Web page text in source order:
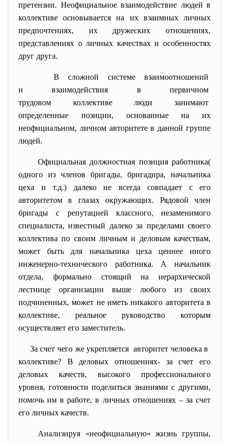
претензии. Неофициальное взаимодействие людей в
коллективе основывается на их взаимных личных
предпочтениях, их дружеских отношениях,
представлениях о личных качествах и особенностях
друг друга.
В сложной системе взаимоотношений
и взаимодействия в первичном
трудовом коллективе люди занимают
определенные позиции, основанные на их
неофициальном, личном авторитете в данной группе
людей.
Официальная должностная позиция работника(
одного из членов бригады, бригадира, начальника
цеха и т.д.) далеко не всегда совпадает с его
авторитетом в глазах окружающих. Рядовой член
бригады с репутацией классного, незаменимого
специалиста, известный далеко за пределами своего
коллектива по своим личным и деловым качествам,
может быть для начальника цеха ценнее иного
инженерно-технического работника. А начальник
отдела, формально стоящий на иерархической
лестнице организации выше любого из своих
подчиненных, может не иметь никакого авторитета в
коллективе, реальное руководство которым
осуществляет его заместитель.
За счет чего же укрепляется авторитет человека в
коллективе? В деловых отношениях- за счет его
деловых качеств, высокого профессионального
уровня, готовности поделиться знаниями с другими,
помочь им в работе, в личных отношениях – за счет
его личных качеств.
Анализируя «неофициальную» жизнь группы,